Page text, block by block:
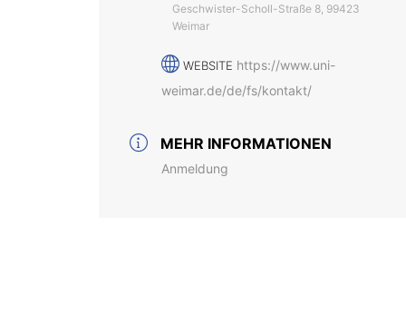
Geschwister-Scholl-Straße 8, 99423
Weimar
WEBSITE https://www.uni-
weimar.de/de/fs/kontakt/
MEHR INFORMATIONEN
Anmeldung